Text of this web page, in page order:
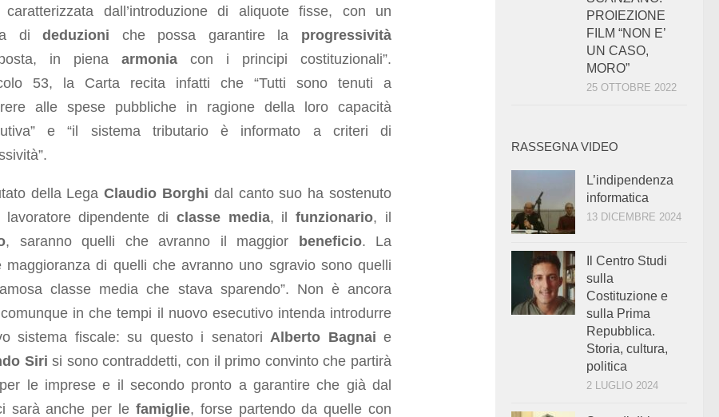
caratterizzata dall’introduzione di aliquote fisse, con un
dideduzioni che possa garantire la progressività
in piena armonia con i principi costituzionali”.
53, la Carta recita infatti che “Tutti sono tenuti a
alle spese pubbliche in ragione della loro capacità
e “il sistema tributario è informato a criteri di
.
della LegaClaudio Borghi dal canto suo ha sostenuto
lavoratore dipendente di classe media, ilfunzionario, il
, saranno quelli che avranno il maggior beneficio. La
maggioranza di quelli che avranno uno sgravio sono quelli
classe media che stava sparendo”. Non è ancora
in che tempi il nuovo esecutivo intenda introdurre
sistema fiscale: su questo i senatori Alberto Bagnai e
Siri si sono contraddetti, con il primo convinto che partirà
le imprese e il secondo pronto a garantire che già dal
sarà anche per le famiglie, forse partendo da quelle con
PROIEZIONE
FILM “NON E’
UN CASO,
MORO”
25 OTTOBRE 2022
RASSEGNA VIDEO
L’indipendenza
informatica
13 DICEMBRE 2024
Il Centro Studi
sulla
Costituzione e
sulla Prima
Repubblica.
Storia, cultura,
politica
2 LUGLIO 2024